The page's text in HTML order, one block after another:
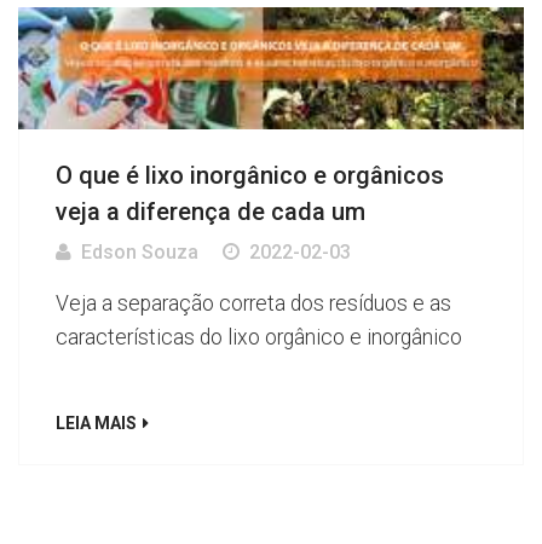
O que é lixo inorgânico e orgânicos
veja a diferença de cada um
Edson Souza 2022-02-03
Veja a separação correta dos resíduos e as
características do lixo orgânico e inorgânico
LEIA MAIS